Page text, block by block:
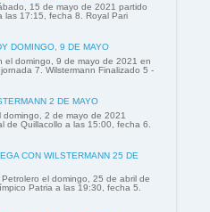
15 de mayo de 2021 partido
las 17:15, fecha 8. Royal Pari
DOMINGO, 9 DE MAYO
el domingo, 9 de mayo de 2021 en
7. Wilstermann Finalizado 5 -
2 DE MAYO
domingo, 2 de mayo de 2021
de Quillacollo a las 15:00, fecha 6.
CON WILSTERMANN 25 DE
el domingo, 25 de abril de
Patria a las 19:30, fecha 5.